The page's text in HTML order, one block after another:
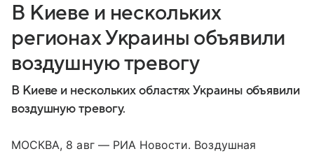
В Киеве и нескольких
регионах Украины объявили
воздушную тревогу
В Киеве и нескольких областях Украины объявили
воздушную тревогу.
МОСКВА, 8 авг — РИА Новости. Воздушная